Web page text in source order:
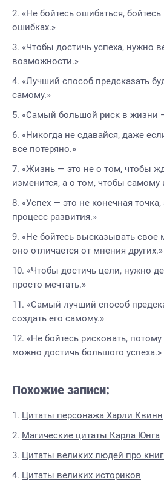
«Не бойтесь ошибаться,
ошибках.»
«Чтобы достичь успеха, нужно
возможности.»
«Лучший способ предсказать
самому.»
«Самый большой риск в жизни
«Никогда не сдавайся, даже
все потеряно.»
«Жизнь — это не о том, чтобы
изменится, а о том, чтобы самому
«Успех — это не конечная
процесс развития.»
«Не бойтесь высказывать свое
оно отличается от мнения других.»
«Чтобы достичь цели, нужно
просто мечтать.»
«Самый лучший способ
создать его самому.»
«Не бойтесь рисковать,
можно достичь большого успеха.»
Похожие записи:
Цитаты персонажа Харли Квинн
Магические цитаты Карла Юнга
Цитаты великих людей про
Цитаты великих историков